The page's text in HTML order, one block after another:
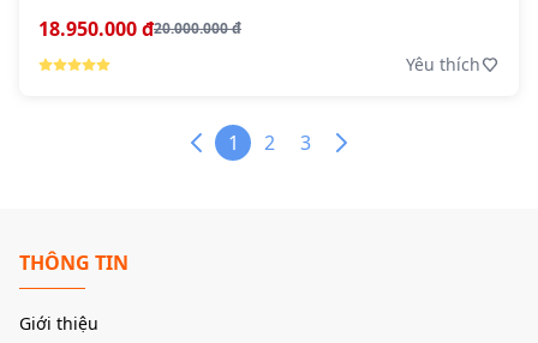
18.950.000 đ20.000.000 đ
Yêu thích
1 2 3
THÔNG TIN
Giới thiệu